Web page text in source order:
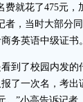
就花了475元，
者，当时大部分
务英语中级证书。
了校园内发的
了一次名，考